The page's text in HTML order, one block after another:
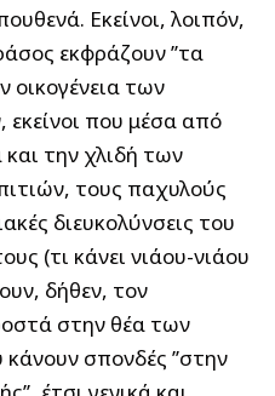
Εκείνοι, λοιπόν,
εκφράζουν ’’τα
οικογένεια των
που μέσα από
την χλιδή των
τους παχυλούς
διευκολύνσεις του
(τι κάνει νιάου-νιάου
δήθεν, τον
στην θέα των
σπονδές ’’στην